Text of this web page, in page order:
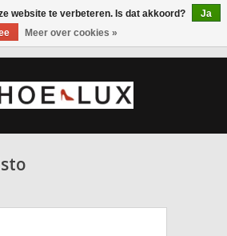
website te verbeteren. Is dat akkoord?
Ja
Meer over cookies »